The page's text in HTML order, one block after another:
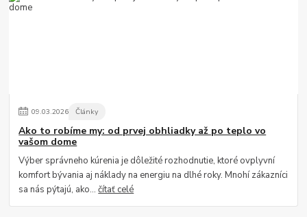
09.03.2026 Články
Ako to robíme my: od prvej obhliadky až po teplo vo
vašom dome
Výber správneho kúrenia je dôležité rozhodnutie, ktoré ovplyvní
komfort bývania aj náklady na energiu na dlhé roky. Mnohí zákazníci
sa nás pýtajú, ako...čítať celé